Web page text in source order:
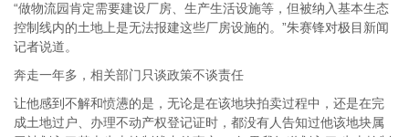
“做物流园肯定需要建设厂房、生产生活设施等，但被纳入基本生态
控制线内的土地上是无法报建这些厂房设施的。”朱赛锋对极目新闻
记者说道。
奔走一年多，相关部门只谈政策不谈责任
让他感到不解和愤懑的是，无论是在该地块拍卖过程中，还是在完
成土地过户、办理不动产权登记证时，都没有人告知过他该地块属